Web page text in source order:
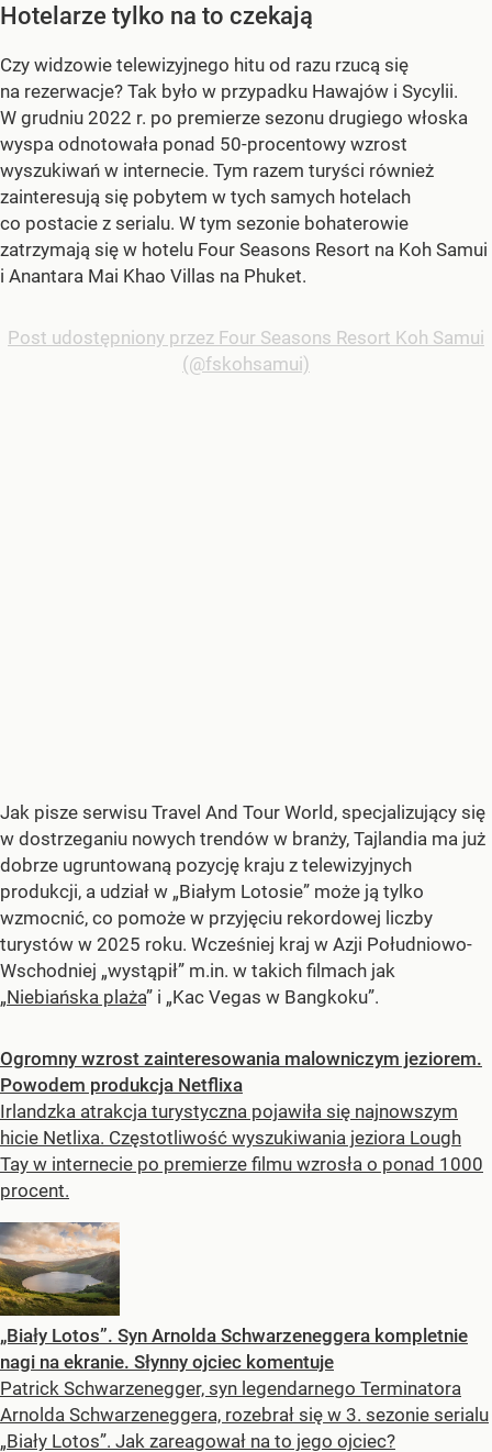
Hotelarze tylko na to czekają
Czy widzowie telewizyjnego hitu od razu rzucą się
na rezerwacje? Tak było w przypadku Hawajów i Sycylii.
W grudniu 2022 r. po premierze sezonu drugiego włoska
wyspa odnotowała ponad 50-procentowy wzrost
wyszukiwań w internecie. Tym razem turyści również
zainteresują się pobytem w tych samych hotelach
co postacie z serialu. W tym sezonie bohaterowie
zatrzymają się w hotelu Four Seasons Resort na Koh Samui
i Anantara Mai Khao Villas na Phuket.
Post udostępniony przez Four Seasons Resort Koh Samui
(@fskohsamui)
Jak pisze serwisu Travel And Tour World, specjalizujący się
w dostrzeganiu nowych trendów w branży, Tajlandia ma już
dobrze ugruntowaną pozycję kraju z telewizyjnych
produkcji, a udział w „Białym Lotosie” może ją tylko
wzmocnić, co pomoże w przyjęciu rekordowej liczby
turystów w 2025 roku. Wcześniej kraj w Azji Południowo-
Wschodniej „wystąpił” m.in. w takich filmach jak
„Niebiańska plaża” i „Kac Vegas w Bangkoku”.
Ogromny wzrost zainteresowania malowniczym jeziorem.
Powodem produkcja Netflixa
Irlandzka atrakcja turystyczna pojawiła się najnowszym
hicie Netlixa. Częstotliwość wyszukiwania jeziora Lough
Tay w internecie po premierze filmu wzrosła o ponad 1000
procent.
„Biały Lotos”. Syn Arnolda Schwarzeneggera kompletnie
nagi na ekranie. Słynny ojciec komentuje
Patrick Schwarzenegger, syn legendarnego Terminatora
Arnolda Schwarzeneggera, rozebrał się w 3. sezonie serialu
„Biały Lotos”. Jak zareagował na to jego ojciec?